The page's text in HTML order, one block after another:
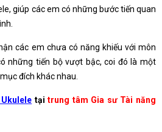
giúp các em có những bước tiến quan
các em chưa có năng khiếu với môn
những tiến bộ vượt bậc, coi đó là một
đích khác nhau.
tạitrung tâm Gia sư Tài năng